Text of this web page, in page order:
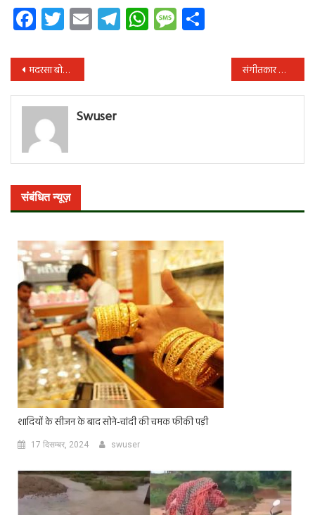
Facebook
Twitter
EmailTelegram
WhatsApp
Message
पोस्ट
नेविगेशन
मदरसा बोर्ड में बोरे बासी खाकर मनाया गया श्रमिक दिवस संगीतकार और एक्टर नितिन दुबे के नए गीत “रायगढ़ वाला राजा 2” ने तोड़े रिकॉर्ड
Swuser
संबंधित न्यूज़
शादियों के सीजन के बाद सोने-चांदी की चमक फीकी पड़ी
17 दिसम्बर, 2024 swuser